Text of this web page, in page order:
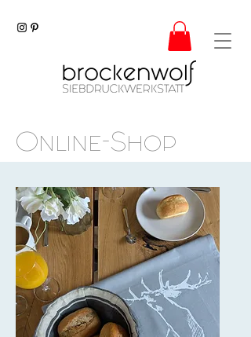
Online-Shop